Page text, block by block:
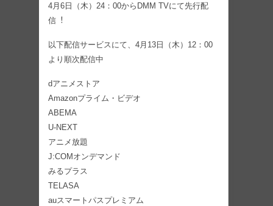
4⽉6⽇（⽊）24：00からDMM TVにて先⾏配
信︕
以下配信サービスにて、4⽉13⽇（⽊）12：00
より順次配信中
dアニメストア
Amazonプライム・ビデオ
ABEMA
U-NEXT
アニメ放題
J:COMオンデマンド
みるプラス
TELASA
auスマートパスプレミアム